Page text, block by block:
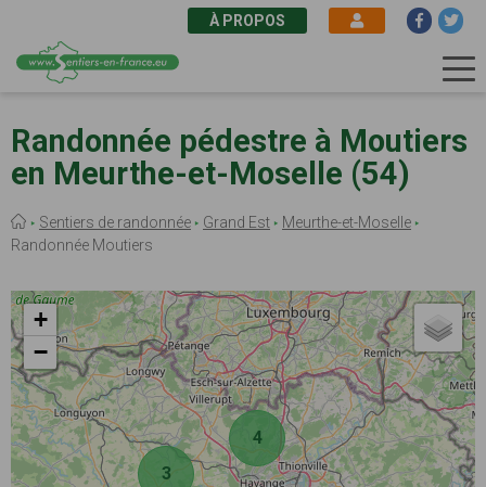
au
contenu
principal
À PROPOS
Randonnée pédestre à Moutiers
en Meurthe-et-Moselle (54)
Fil
d'Ariane
Sentiers de randonnée Grand Est
Meurthe-et-Moselle
Randonnée Moutiers
4
3
+
−